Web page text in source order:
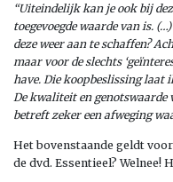
“Uiteindelijk kan je ook bij
toegevoegde waarde van is.
deze weer aan te schaffen?
maar voor de slechts
have. Die koopbeslissing laat
De kwaliteit en genotswaarde
betreft zeker een afweging
Het bovenstaande geldt
de dvd. Essentieel? Welnee!